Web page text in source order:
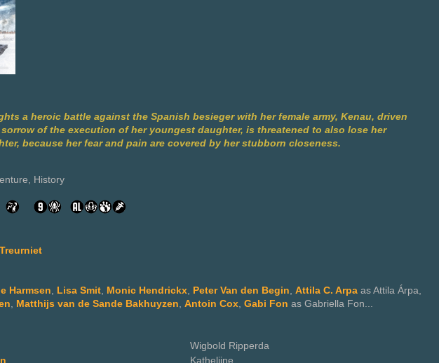
a heroic battle against the Spanish besieger with her female army, Kenau, driven
of the execution of her youngest daughter, is threatened to also lose her
because her fear and pain are covered by her stubborn closeness.
History
Harmsen Lisa Smit Monic Hendrickx Peter Van den Begin Attila C. Arpa as Attila Árpa,
Matthijs van de Sande Bakhuyzen Antoin Cox Gabi Fon as Gabriella Fon...
Wigbold Ripperda
Kathelijne